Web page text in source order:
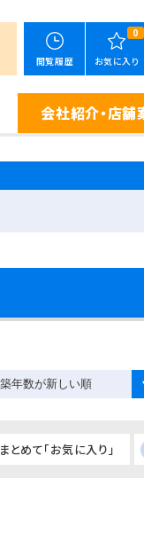
閲覧履歴
0
お気に入り
会社紹介・店舗
まとめて「お気に入り」